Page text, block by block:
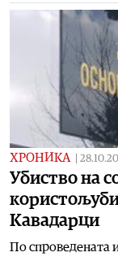
ХРОНИКА
Убиство на
Кавадарци
По спроведената